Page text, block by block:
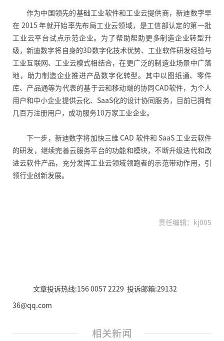
作为中国领先的基础工业软件和工业云提供商，新迪数字早
在 2015 年就开始率先布局工业云领域，是工信部认定的第一批
工业云平台试点示范企业。为了帮助帮助更多制造企业转型升
级，新迪数字将自身的3D数字化技术优势、工业软件研发经验与
工业互联网、工业云模式相结合，在更广泛的制造业场景中广落
地，助力制造企业推进产品数字化转型。其中以图纸通、零件
库、产品通等为代表的基于云和移动端的协同CAD软件，为个人
用户和中小企业提供云化、SaaS化的设计协同服务，目前已拥有
几百万注册用户，成功服务10万家工业企业。
下一步，新迪数字将加快三维 CAD 软件和 SaaS 工业云软件
的研发，继续完善云服务平台的功能和模块，不断升级迭代和改
进云软件产品，充分发挥工业云领域领跑者的示范带动作用，引
领行业创新发展。
责任编辑：kj005
文章投诉热线:156 0057 2229 投诉邮箱:29132
36@qq.com
相关新闻